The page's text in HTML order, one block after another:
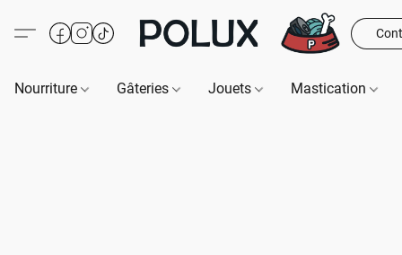
Nourriture Gâteries Jouets Mastication